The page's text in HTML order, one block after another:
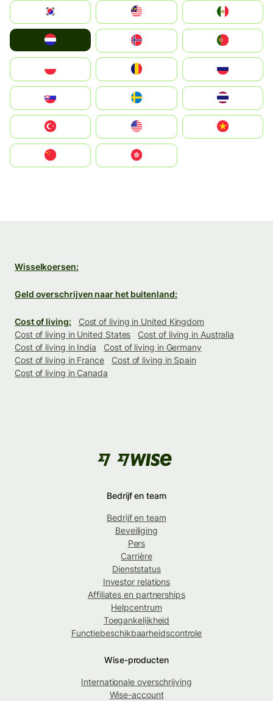
South Korea
United States
中國香港特別行政區
Wisselkoersen:
Geld overschrijven naar het buitenland:
Cost of living:
Cost of living in United Kingdom
Cost of living in United States
Cost of living in Australia
Cost of living in India
Cost of living in Germany
Cost of living in France
Cost of living in Spain
Cost of living in Canada
Bedrijf en team
Bedrijf en team
Beveiliging
Pers
Carrière
Dienststatus
Investor relations
Affiliates en partnerships
Helpcentrum
Toegankelijkheid
Functiebeschikbaarheidscontrole
Wise-producten
Internationale overschrijving
Wise-account